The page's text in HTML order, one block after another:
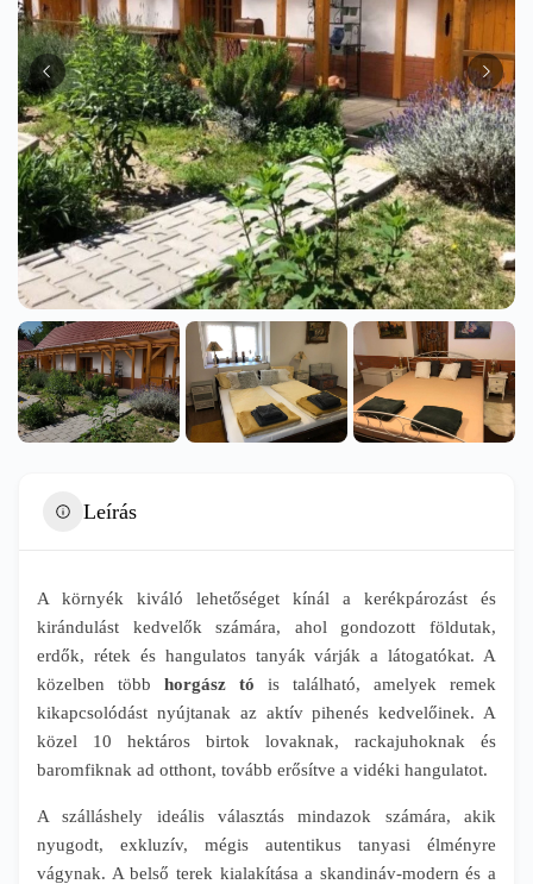
Leírás
A környék kiváló lehetőséget kínál a kerékpározást és
kirándulást kedvelők számára, ahol gondozott földutak,
erdők, rétek és hangulatos tanyák várják a látogatókat. A
közelben több horgász tó is található, amelyek remek
kikapcsolódást nyújtanak az aktív pihenés kedvelőinek. A
közel 10 hektáros birtok lovaknak, rackajuhoknak és
baromfiknak ad otthont, tovább erősítve a vidéki hangulatot.
A szálláshely ideális választás mindazok számára, akik
nyugodt, exkluzív, mégis autentikus tanyasi élményre
vágynak. A belső terek kialakítása a skandináv-modern és a